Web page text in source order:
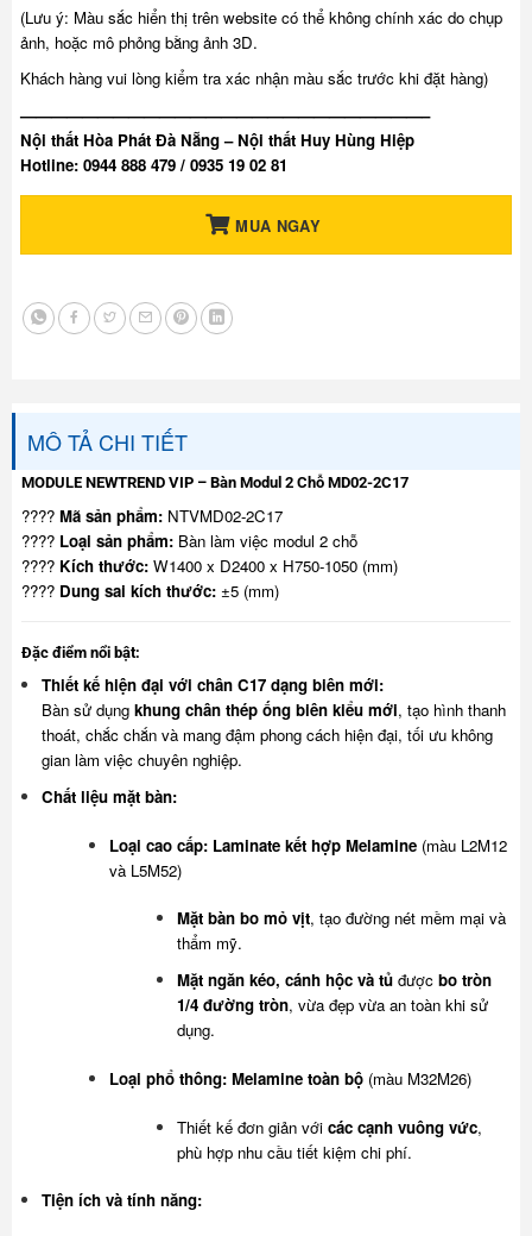
(Lưu ý: Màu sắc hiển thị trên website có thể không chính xác do chụp
ảnh, hoặc mô phỏng bằng ảnh 3D.
Khách hàng vui lòng kiểm tra xác nhận màu sắc trước khi đặt hàng)
——————————————————————————–
Nội thất Hòa Phát Đà Nẵng – Nội thất Huy Hùng Hiệp
Hotline: 0944 888 479 / 0935 19 02 81
MUA NGAY
MÔ TẢ CHI TIẾT
MODULE NEWTREND VIP – Bàn Modul 2 Chỗ MD02-2C17
???? Mã sản phẩm:NTVMD02-2C17
???? Loại sản phẩm:Bàn làm việc modul 2 chỗ
???? Kích thước:W1400 x D2400 x H750-1050 (mm)
???? Dung sai kích thước:±5 (mm)
Đặc điểm nổi bật:
Thiết kế hiện đại với chân C17 dạng biên mới:
Bàn sử dụng khung chân thép ống biên kiểu mới, tạo hình thanh
thoát, chắc chắn và mang đậm phong cách hiện đại, tối ưu không
gian làm việc chuyên nghiệp.
Chất liệu mặt bàn:
Loại cao cấp: Laminate kết hợp Melamine(màu L2M12
và L5M52)
Mặt bàn bo mỏ vịt, tạo đường nét mềm mại và
thẩm mỹ.
Mặt ngăn kéo, cánh hộc và tủ được bo tròn
1/4 đường tròn, vừa đẹp vừa an toàn khi sử
dụng.
Loại phổ thông: Melamine toàn bộ(màu M32M26)
Thiết kế đơn giản với các cạnh vuông vức,
phù hợp nhu cầu tiết kiệm chi phí.
Tiện ích và tính năng: